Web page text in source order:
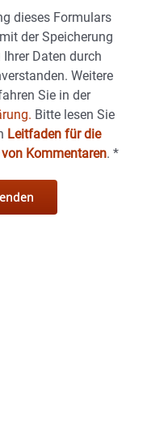
dieses Formulars
der Speicherung
Daten durch
Weitere
Sie in der
Bitte lesen Sie
Leitfaden für die
Kommentaren.*